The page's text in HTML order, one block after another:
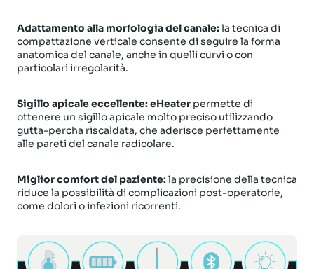
Adattamento alla morfologia del canale:la tecnica di
compattazione verticale consente di seguire la forma
anatomica del canale, anche in quelli curvi o con
particolari irregolarità.
Sigillo apicale eccellente:eHeater permette di
ottenere un sigillo apicale molto preciso utilizzando
gutta-percha riscaldata, che aderisce perfettamente
alle pareti del canale radicolare.
Miglior comfort del paziente:la precisione della tecnica
riduce la possibilità di complicazioni post-operatorie,
come dolori o infezioni ricorrenti.